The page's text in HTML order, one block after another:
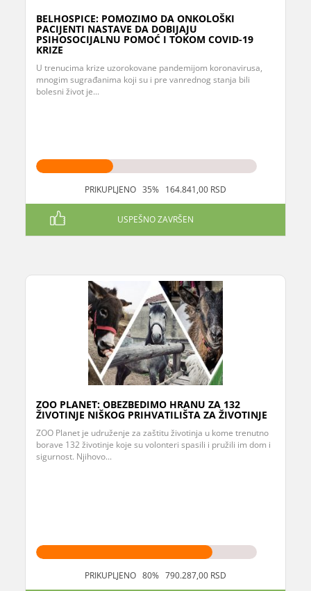
BELHOSPICE: POMOZIMO DA ONKOLOŠKI
PACIJENTI NASTAVE DA DOBIJAJU
PSIHOSOCIJALNU POMOĆ I TOKOM COVID-19
KRIZE
U trenucima krize uzorokovane pandemijom koronavirusa,
mnogim sugrađanima koji su i pre vanrednog stanja bili
bolesni život je...
PRIKUPLJENO 35% 164.841,00 RSD
USPEŠNO ZAVRŠEN
ZOO PLANET: OBEZBEDIMO HRANU ZA 132
ŽIVOTINJE NIŠKOG PRIHVATILIŠTA ZA ŽIVOTINJE
ZOO Planet je udruženje za zaštitu životinja u kome trenutno
borave 132 životinje koje su volonteri spasili i pružili im dom i
sigurnost. Njihovo...
PRIKUPLJENO 80% 790.287,00 RSD